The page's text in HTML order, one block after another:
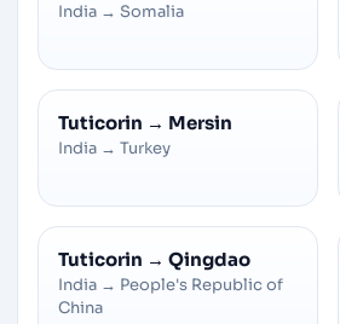
India → Somalia
Tuticorin → Mersin
India → Turkey
Tuticorin → Qingdao
India → People's Republic of
China